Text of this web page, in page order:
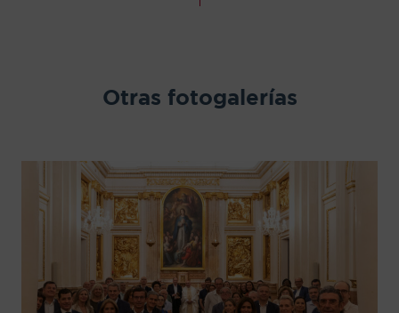
Otras fotogalerías